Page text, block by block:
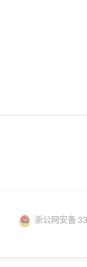
浙公网安备